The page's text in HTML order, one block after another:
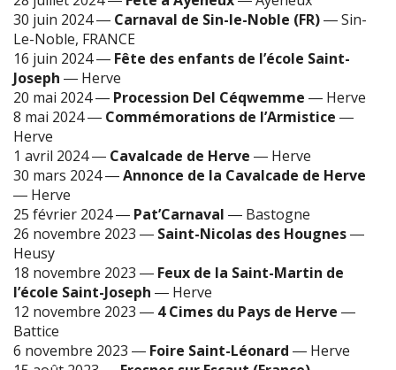
30 juin 2024― Carnaval de Sin-le-Noble (FR)―Sin-
Le-Noble, FRANCE
16 juin 2024― Fête des enfants de l’école Saint-
Joseph ― Herve
20 mai 2024― Procession Del Céqwemme ― Herve
8 mai 2024― Commémorations de l’Armistice ―
Herve
1 avril 2024― Cavalcade de Herve ― Herve
30 mars 2024―Annonce de la Cavalcade de Herve
― Herve
25 février 2024― Pat’Carnaval ― Bastogne
26 novembre 2023 ― Saint-Nicolas des Hougnes―
Heusy
18 novembre 2023 ― Feux de la Saint-Martin de
l’école Saint-Joseph ― Herve
12 novembre 2023 ― 4 Cimes du Pays de Herve ―
Battice
6 novembre 2023 ― Foire Saint-Léonard ― Herve